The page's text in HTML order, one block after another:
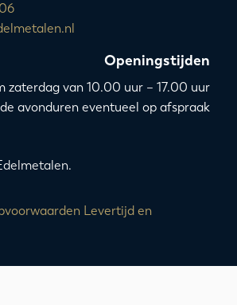
Openingstijden
zaterdag van 10.00 uur – 17.00 uur
avonduren eventueel op afspraak
Levertijd en